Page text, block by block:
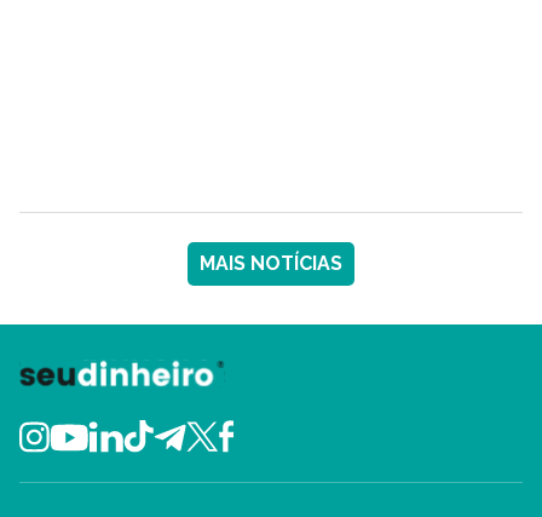
MAIS NOTÍCIAS